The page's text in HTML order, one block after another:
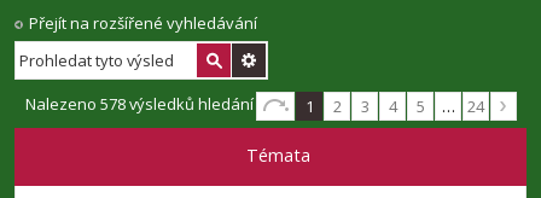
Přejít na rozšířené vyhledávání
Nalezeno 578 výsledků hledání 1 2 3 4 5 … 24
Témata